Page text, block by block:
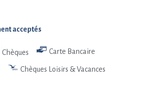
acceptés
Chèques Carte Bancaire
Chèques Loisirs & Vacances